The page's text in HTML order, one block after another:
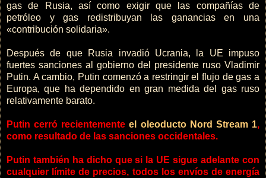
gas de Rusia, así como exigir que las compañías de
petróleo y gas redistribuyan las ganancias en una
«contribución solidaria».
Después de que Rusia invadió Ucrania, la UE impuso
fuertes sanciones al gobierno del presidente ruso Vladimir
Putin. A cambio, Putin comenzó a restringir el flujo de gas a
Europa, que ha dependido en gran medida del gas ruso
relativamente barato.
Putin cerró recientemente el oleoducto Nord Stream 1,
como resultado de las sanciones occidentales.
Putin también ha dicho que si la UE sigue adelante con
cualquier límite de precios, todos los envíos de energía